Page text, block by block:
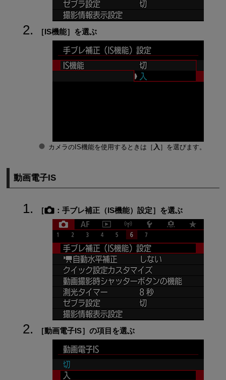
［IS機能］を選ぶ
カメラのIS機能を使用するときは［ 入 ］を選びます。
動画電子IS
［ ： 手ブレ補正（IS機能）設定］を選ぶ
［動画電子IS］の項目を選ぶ